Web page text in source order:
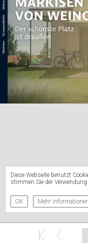
Diese Webseite benutzt
stimmen Sie der
OK Mehr Informationen